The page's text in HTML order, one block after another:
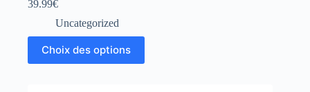
39.99€
Uncategorized
Choix des options